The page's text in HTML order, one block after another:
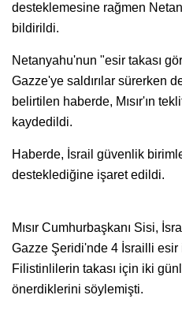
desteklemesine rağmen
bildirildi.
Netanyahu'nun "esir takası
Gazze'ye saldırılar sürerken
belirtilen haberde, Mısır'ın
kaydedildi.
Haberde, İsrail güvenlik
desteklediğine işaret edildi.
Mısır Cumhurbaşkanı Sisi,
Gazze Şeridi'nde 4 İsrailli esir
Filistinlilerin takası için iki
önerdiklerini söylemişti.